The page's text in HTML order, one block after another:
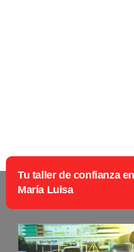
Tu taller de confianza
María Luisa